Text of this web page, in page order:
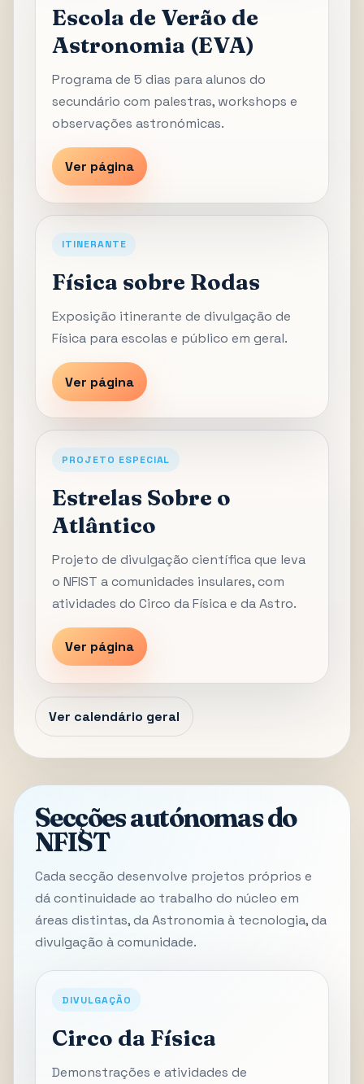
Escola de Verão de
Astronomia (EVA)
Programa de 5 dias para alunos do
secundário com palestras, workshops e
observações astronómicas.
Ver página
ITINERANTE
Física sobre Rodas
Exposição itinerante de divulgação de
Física para escolas e público em geral.
Ver página
PROJETO ESPECIAL
Estrelas Sobre o
Atlântico
Projeto de divulgação científica que leva
o NFIST a comunidades insulares, com
atividades do Circo da Física e da Astro.
Ver página
Ver calendário geral
Secções autónomas do
NFIST
Cada secção desenvolve projetos próprios e
dá continuidade ao trabalho do núcleo em
áreas distintas, da Astronomia à tecnologia, da
divulgação à comunidade.
DIVULGAÇÃO
Circo da Física
Demonstrações e atividades de